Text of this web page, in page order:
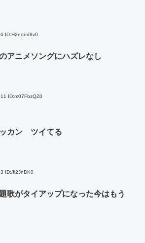
ID:H2nend8v0
アニメソングにハズレなし
ID:m07FbzQZ0
ッカン ツイてる
ID:/fi2JnDK0
歌がタイアップになった今はもう